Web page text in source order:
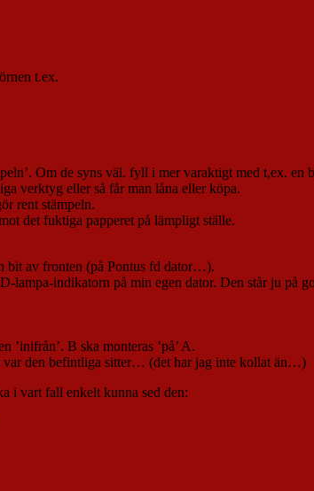
t.ex.
Om de syns väl. fyll i mer varaktigt med t,ex. en
verktyg eller så får man låna eller köpa.
rent stämpeln.
det fuktiga papperet på lämpligt ställe.
bit av fronten (på Pontus fd dator…).
indikatorn på min egen dator. Den står ju på
’inifrån’. B ska monteras ’på’ A.
var den befintliga sitter… (det har jag inte kollat än…)
i vart fall enkelt kunna sed den: